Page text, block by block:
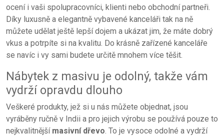
ocení i vaši spolupracovníci, klienti nebo obchodní partneři.
Díky luxusně a elegantně vybavené kanceláři tak na ně
můžete udělat ještě lepší dojem a ukázat jim, že máte dobrý
vkus a potrpíte si na kvalitu. Do krásně zařízené kanceláře
se navíc i vy sami budete určitě mnohem více těšit.
Nábytek z masivu je odolný, takže vám
vydrží opravdu dlouho
Veškeré produkty, jež si u nás můžete objednat, jsou
vyráběny ručně v Indii a pro jejich výrobu se používá pouze to
nejkvalitnější masivní dřevo . To je vysoce odolné a vydrží